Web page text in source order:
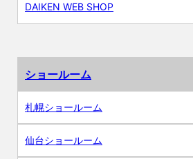
DAIKEN WEB SHOP
ショールーム
札幌ショールーム
仙台ショールーム